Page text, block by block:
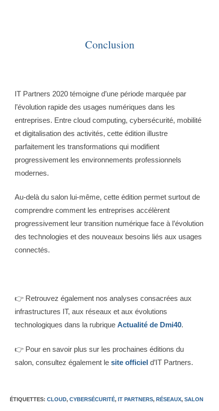
Conclusion
IT Partners 2020 témoigne d’une période marquée par
l’évolution rapide des usages numériques dans les
entreprises. Entre cloud computing, cybersécurité, mobilité
et digitalisation des activités, cette édition illustre
parfaitement les transformations qui modifient
progressivement les environnements professionnels
modernes.
Au-delà du salon lui-même, cette édition permet surtout de
comprendre comment les entreprises accélèrent
progressivement leur transition numérique face à l’évolution
des technologies et des nouveaux besoins liés aux usages
connectés.
👉 Retrouvez également nos analyses consacrées aux
infrastructures IT, aux réseaux et aux évolutions
technologiques dans la rubrique Actualité de Dmi40.
👉 Pour en savoir plus sur les prochaines éditions du
salon, consultez également le site officiel d’IT Partners.
ÉTIQUETTES: CLOUD, CYBERSÉCURITÉ, IT PARTNERS, RÉSEAUX, SALON